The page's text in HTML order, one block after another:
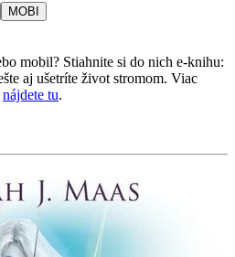
MOBI
mobil? Stiahnite si do nich e-knihu:
aj ušetríte život stromom. Viac
nájdete tu.